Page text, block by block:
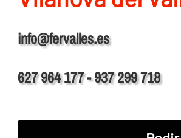
info@fervalles.es
627 964 177 - 937 299 718